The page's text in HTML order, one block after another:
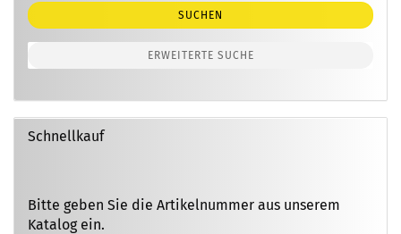
SUCHEN
ERWEITERTE SUCHE
Schnellkauf
BITTE
GEBEN
Bitte geben Sie die Artikelnummer aus unserem
Katalog ein.